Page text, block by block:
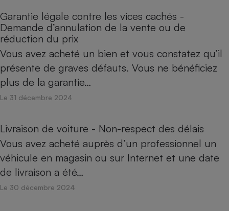
Garantie légale contre les vices cachés -
Demande d’annulation de la vente ou de
réduction du prix
Vous avez acheté un bien et vous constatez qu’il
présente de graves défauts. Vous ne bénéficiez
plus de la garantie…
Le 31 décembre 2024
Livraison de voiture - Non-respect des délais
Vous avez acheté auprès d’un professionnel un
véhicule en magasin ou sur Internet et une date
de livraison a été…
Le 30 décembre 2024